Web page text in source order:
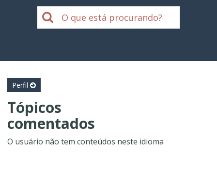
Perfil
Tópicos
comentados
O usuário não tem conteúdos neste idioma